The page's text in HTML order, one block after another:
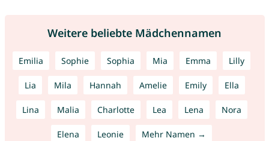
Weitere beliebte Mädchennamen
Emilia Sophie Sophia Mia Emma Lilly
Lia Mila Hannah Amelie Emily Ella
Lina Malia Charlotte Lea Lena Nora
Elena Leonie Mehr Namen →